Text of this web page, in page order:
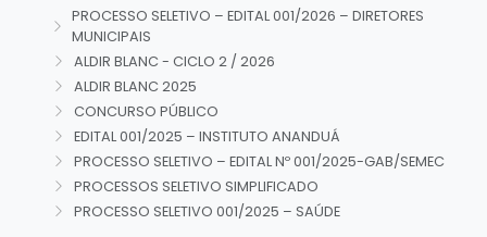
PROCESSO SELETIVO – EDITAL 001/2026 – DIRETORES
MUNICIPAIS
ALDIR BLANC - CICLO 2 / 2026
ALDIR BLANC 2025
CONCURSO PÚBLICO
EDITAL 001/2025 – INSTITUTO ANANDUÁ
PROCESSO SELETIVO – EDITAL Nº 001/2025-GAB/SEMEC
PROCESSOS SELETIVO SIMPLIFICADO
PROCESSO SELETIVO 001/2025 – SAÚDE